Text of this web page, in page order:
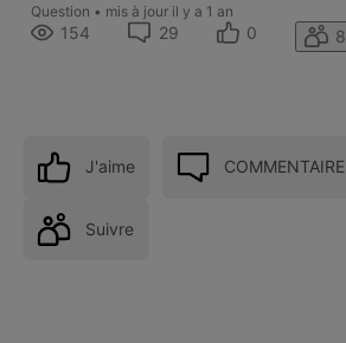
Question • mis à jour il y a 1 an
154 29 0 8
J'aime COMMENTAIRE
Suivre